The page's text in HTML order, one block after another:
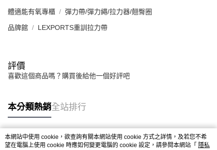
體適能有氧專櫃 彈力帶/彈力繩/拉力器/翹臀圈
品牌館 LEXPORTS重訓拉力帶
評價
喜歡這個商品嗎？購買後給他一個好評吧
本分類熱銷全站排行
熱門標籤
本網站中使用 cookie，欲查詢有關本網站使用 cookie 方式之詳情，及若您不希
望在電腦上使用 cookie 時應如何變更電腦的 cookie 設定，請參閱本網站「 隱私